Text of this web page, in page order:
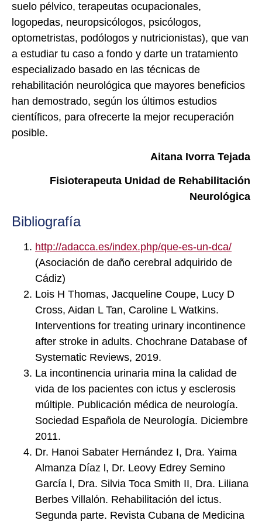
suelo pélvico, terapeutas ocupacionales,
logopedas, neuropsicólogos, psicólogos,
optometristas, podólogos y nutricionistas), que van
a estudiar tu caso a fondo y darte un tratamiento
especializado basado en las técnicas de
rehabilitación neurológica que mayores beneficios
han demostrado, según los últimos estudios
científicos, para ofrecerte la mejor recuperación
posible.
Aitana Ivorra Tejada
Fisioterapeuta Unidad de Rehabilitación
Neurológica
Bibliografía
http://adacca.es/index.php/que-es-un-dca/
(Asociación de daño cerebral adquirido de
Cádiz)
Lois H Thomas, Jacqueline Coupe, Lucy D
Cross, Aidan L Tan, Caroline L Watkins.
Interventions for treating urinary incontinence
after stroke in adults. Chochrane Database of
Systematic Reviews, 2019.
La incontinencia urinaria mina la calidad de
vida de los pacientes con ictus y esclerosis
múltiple. Publicación médica de neurología.
Sociedad Española de Neurología. Diciembre
2011.
Dr. Hanoi Sabater Hernández I, Dra. Yaima
Almanza Díaz l, Dr. Leovy Edrey Semino
García l, Dra. Silvia Toca Smith II, Dra. Liliana
Berbes Villalón. Rehabilitación del ictus.
Segunda parte. Revista Cubana de Medicina